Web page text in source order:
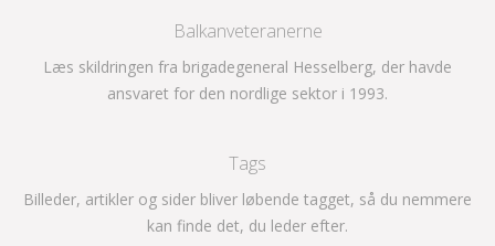
Balkanveteranerne
Læs skildringen fra brigadegeneral Hesselberg, der havde
ansvaret for den nordlige sektor i 1993.
Tags
Billeder, artikler og sider bliver løbende tagget, så du nemmere
kan finde det, du leder efter.